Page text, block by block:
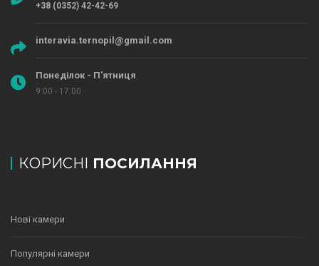
+38 (0352) 42-42-69
interavia.ternopil@gmail.com
Понеділок - П'ятниця
9:00 - 17:00
КОРИСНІ ПОСИЛАННЯ
Нові камери
Популярні камери